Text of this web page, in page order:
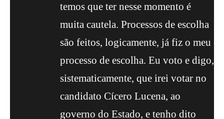
temos que ter nesse momento é
muita cautela. Processos de escolha
são feitos, logicamente, já fiz o meu
processo de escolha. Eu voto e digo,
sistematicamente, que irei votar no
candidato Cícero Lucena, ao
governo do Estado, e tenho dito